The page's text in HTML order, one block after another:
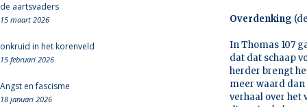
de aartsvaders
15 maart 2026
onkruid in het korenveld
15 februari 2026
Angst en fascisme
18 januari 2026
Overdenking
In Thomas 107
dat dat schaap
herder brengt
meer waard dan
verhaal over het